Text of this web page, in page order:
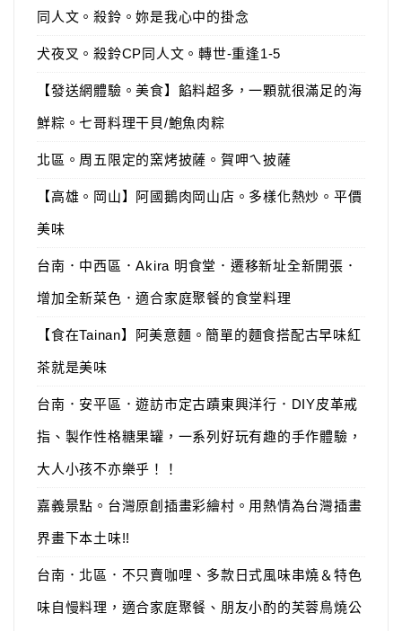
同人文。殺鈴。妳是我心中的掛念
犬夜叉。殺鈴CP同人文。轉世-重逢1-5
【發送網體驗。美食】餡料超多，一顆就很滿足的海
鮮粽。七哥料理干貝/鮑魚肉粽
北區。周五限定的窯烤披薩。賀呷ㄟ披薩
【高雄。岡山】阿國鵝肉岡山店。多樣化熱炒。平價
美味
台南．中西區．Akira 明食堂．遷移新址全新開張．
增加全新菜色．適合家庭聚餐的食堂料理
【食在Tainan】阿美意麵。簡單的麵食搭配古早味紅
茶就是美味
台南．安平區．遊訪市定古蹟東興洋行．DIY皮革戒
指、製作性格糖果罐，一系列好玩有趣的手作體驗，
大人小孩不亦樂乎！！
嘉義景點。台灣原創插畫彩繪村。用熱情為台灣插畫
界畫下本土味!!
台南．北區．不只賣咖哩、多款日式風味串燒＆特色
味自慢料理，適合家庭聚餐、朋友小酌的芙蓉鳥燒公